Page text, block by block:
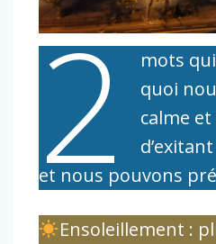
2
mots
quoi
calme
et nous pouvons
Ensoleillement :